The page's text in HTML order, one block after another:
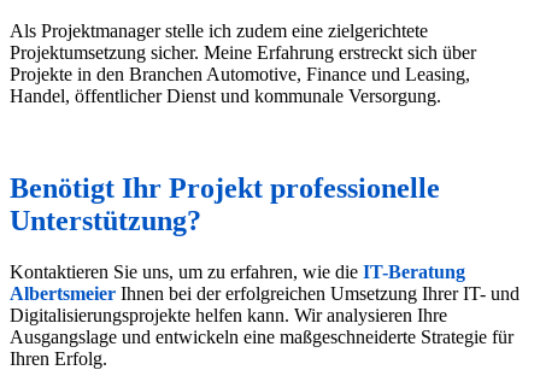
Als Projektmanager stelle ich zudem eine zielgerichtete
Projektumsetzung sicher. Meine Erfahrung erstreckt sich über
Projekte in den Branchen Automotive, Finance und Leasing,
Handel, öffentlicher Dienst und kommunale Versorgung.
Benötigt Ihr Projekt professionelle
Unterstützung?
Kontaktieren Sie uns, um zu erfahren, wie die IT-Beratung
Albertsmeier Ihnen bei der erfolgreichen Umsetzung Ihrer IT- und
Digitalisierungsprojekte helfen kann. Wir analysieren Ihre
Ausgangslage und entwickeln eine maßgeschneiderte Strategie für
Ihren Erfolg.